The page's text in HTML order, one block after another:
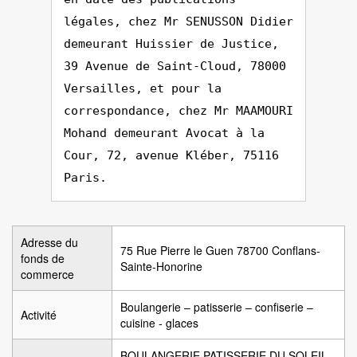
légales, chez Mr SENUSSON Didier
demeurant Huissier de Justice,
39 Avenue de Saint-Cloud, 78000
Versailles, et pour la
correspondance, chez Mr MAAMOURI
Mohand demeurant Avocat à la
Cour, 72, avenue Kléber, 75116
Paris.
Adresse du
fonds de
commerce
75 Rue Pierre le Guen 78700 Conflans-
Sainte-Honorine
Activité
Boulangerie – patisserie – confiserie –
cuisine - glaces